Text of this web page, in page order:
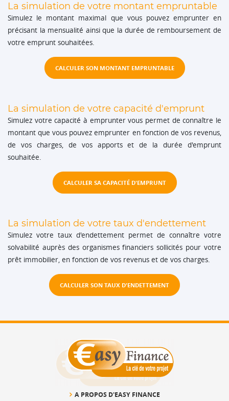
La simulation de votre montant empruntable
Simulez le montant maximal que vous pouvez emprunter en
précisant la mensualité ainsi que la durée de remboursement de
votre emprunt souhaitées.
CALCULER SON MONTANT EMPRUNTABLE
La simulation de votre capacité d'emprunt
Simulez votre capacité à emprunter vous permet de connaître le
montant que vous pouvez emprunter en fonction de vos revenus,
de vos charges, de vos apports et de la durée d'emprunt
souhaitée.
CALCULER SA CAPACITÉ D'EMPRUNT
La simulation de votre taux d'endettement
Simulez votre taux d'endettement permet de connaître votre
solvabilité auprès des organismes financiers sollicités pour votre
prêt immobilier, en fonction de vos revenus et de vos charges.
CALCULER SON TAUX D'ENDETTEMENT
A PROPOS D'EASY FINANCE